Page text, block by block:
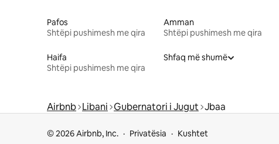
Pafos
Shtëpi pushimesh me qira
Amman
Shtëpi pushimesh me qira
Haifa
Shtëpi pushimesh me qira
Shfaq më shumë
Airbnb Libani Gubernatori i Jugut Jbaa
© 2026 Airbnb, Inc. Privatësia Kushtet